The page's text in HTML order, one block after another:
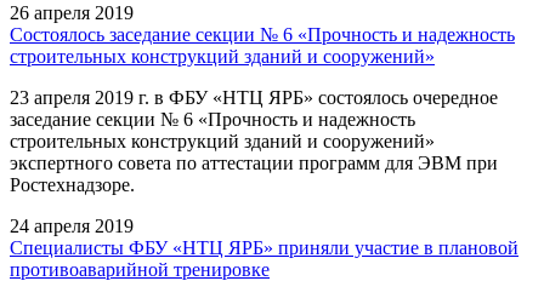
26 апреля 2019
Состоялось заседание секции № 6 «Прочность и надежность
строительных конструкций зданий и сооружений»
23 апреля 2019 г. в ФБУ «НТЦ ЯРБ» состоялось очередное
заседание секции № 6 «Прочность и надежность
строительных конструкций зданий и сооружений»
экспертного совета по аттестации программ для ЭВМ при
Ростехнадзоре.
24 апреля 2019
Специалисты ФБУ «НТЦ ЯРБ» приняли участие в плановой
противоаварийной тренировке